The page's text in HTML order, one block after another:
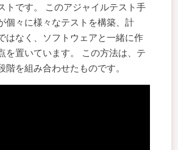
トです。 このアジャイルテスト手
個々に様々なテストを構築、計
はなく、ソフトウェアと一緒に作
を置いています。 この方法は、テ
階を組み合わせたものです。